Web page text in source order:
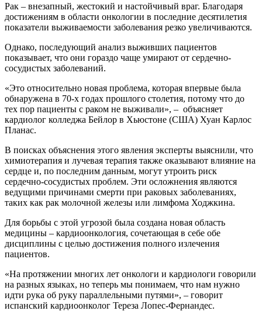
Рак – внезапный, жестокий и настойчивый враг. Благодаря
достижениям в области онкологии в последние десятилетия
показатели выживаемости заболевания резко увеличиваются.
Однако, последующий анализ выживших пациентов
показывает, что они гораздо чаще умирают от сердечно-
сосудистых заболеваний.
«Это относительно новая проблема, которая впервые была
обнаружена в 70-х годах прошлого столетия, потому что до
тех пор пациенты с раком не выживали», – объясняет
кардиолог колледжа Бейлор в Хьюстоне (США) Хуан Карлос
Планас.
В поисках объяснения этого явления эксперты выяснили, что
химиотерапия и лучевая терапия также оказывают влияние на
сердце и, по последним данным, могут утроить риск
сердечно-сосудистых проблем. Эти осложнения являются
ведущими причинами смерти при раковых заболеваниях,
таких как рак молочной железы или лимфома Ходжкина.
Для борьбы с этой угрозой была создана новая область
медицины – кардиоонкология, сочетающая в себе обе
дисциплины с целью достижения полного излечения
пациентов.
«На протяжении многих лет онкологи и кардиологи говорили
на разных языках, но теперь мы понимаем, что нам нужно
идти рука об руку параллельными путями», – говорит
испанский кардиоонколог Тереза Лопес-Фернандес.